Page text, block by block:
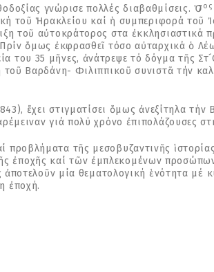
γνώρισε πολλές διαβαθμίσεις. Ὁ 7 ος
τοῦ Ἡρακλείου καί ἡ συμπεριφορά τοῦ
τοῦ αὐτοκράτορος στα ἐκκλησιαστικά
ὅμως ἐκφρασθεῖ τόσο αὐταρχικά ὁ
του 35 μῆνες, ἀνάτρεψε τό δόγμα τῆς
Βαρδάνη- Φιλιππικοῦ συνιστᾶ τήν
ἔχει στιγματίσει ὅμως ἀνεξίτηλα τήν
γιά πολύ χρόνο ἐπιπολάζουσες
τῆς μεσοβυζαντινῆς
καί τῶν ἐμπλεκομένων προσώπων.
ἀποτελοῦν μία θεματολογική ἑνότητα μέ
ἐποχή.